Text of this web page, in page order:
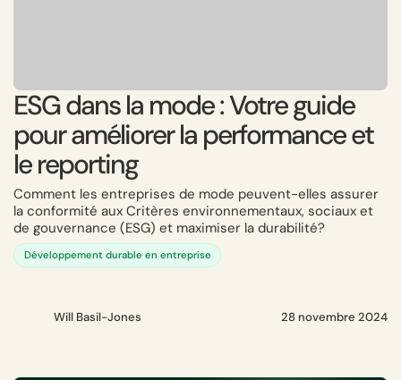
ESG dans la mode : Votre guide
pour améliorer la performance et
le reporting
Comment les entreprises de mode peuvent-elles assurer
la conformité aux Critères environnementaux, sociaux et
de gouvernance (ESG) et maximiser la durabilité?
Développement durable en entreprise
Will Basil-Jones 28 novembre 2024